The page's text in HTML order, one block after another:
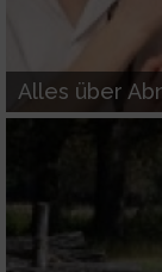
Alles über